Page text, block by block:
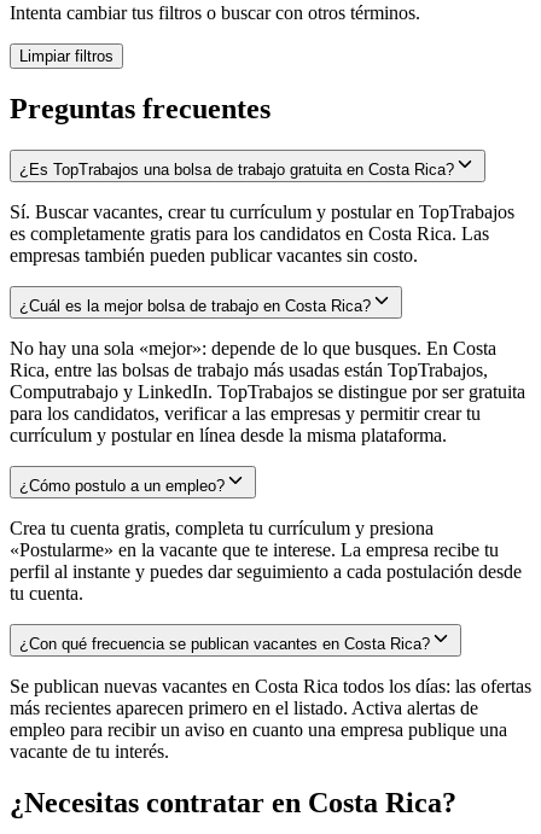
Intenta cambiar tus filtros o buscar con otros términos.
Limpiar filtros
Preguntas frecuentes
¿Es TopTrabajos una bolsa de trabajo gratuita en Costa Rica?
Sí. Buscar vacantes, crear tu currículum y postular en TopTrabajos
es completamente gratis para los candidatos en Costa Rica. Las
empresas también pueden publicar vacantes sin costo.
¿Cuál es la mejor bolsa de trabajo en Costa Rica?
No hay una sola «mejor»: depende de lo que busques. En Costa
Rica, entre las bolsas de trabajo más usadas están TopTrabajos,
Computrabajo y LinkedIn. TopTrabajos se distingue por ser gratuita
para los candidatos, verificar a las empresas y permitir crear tu
currículum y postular en línea desde la misma plataforma.
¿Cómo postulo a un empleo?
Crea tu cuenta gratis, completa tu currículum y presiona
«Postularme» en la vacante que te interese. La empresa recibe tu
perfil al instante y puedes dar seguimiento a cada postulación desde
tu cuenta.
¿Con qué frecuencia se publican vacantes en Costa Rica?
Se publican nuevas vacantes en Costa Rica todos los días: las ofertas
más recientes aparecen primero en el listado. Activa alertas de
empleo para recibir un aviso en cuanto una empresa publique una
vacante de tu interés.
¿Necesitas contratar en Costa Rica?